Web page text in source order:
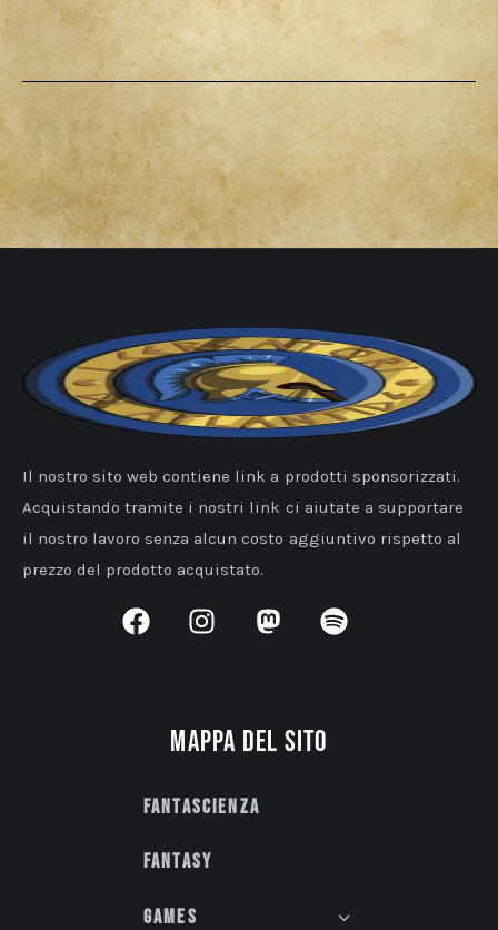
Il nostro sito web contiene link a prodotti sponsorizzati.
Acquistando tramite i nostri link ci aiutate a supportare
il nostro lavoro senza alcun costo aggiuntivo rispetto al
prezzo del prodotto acquistato.
Mappa del sito
Fantascienza
Fantasy
Games